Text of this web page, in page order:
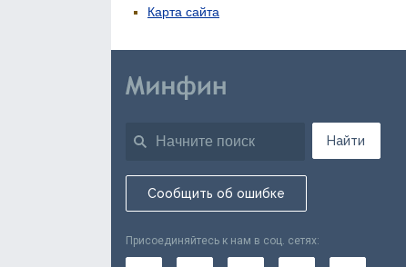
Карта сайта
Найти
Сообщить об ошибке
Присоединяйтесь к нам в соц. сетях: